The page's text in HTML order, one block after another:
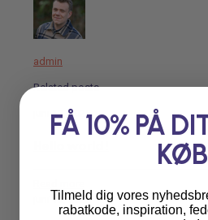
admin
Related posts
juni 12, 2025
juni 13, 2022
FÅ 10% PÅ
KØB
Tilmeld dig vores
rabatkode, inspiration,